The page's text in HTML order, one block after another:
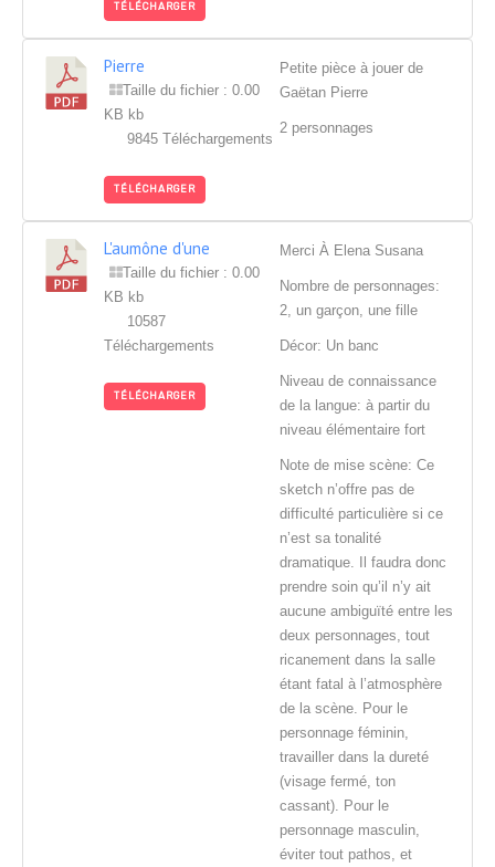
TÉLÉCHARGER
Pierre
Taille du fichier : 0.00
KB kb
9845 Téléchargements
TÉLÉCHARGER
Petite pièce à jouer de
Gaëtan Pierre
2 personnages
L'aumône d'une
rencontre
Taille du fichier : 0.00
KB kb
10587
Téléchargements
TÉLÉCHARGER
Merci À Elena Susana
Nombre de personnages:
2, un garçon, une fille
Décor: Un banc
Niveau de connaissance
de la langue: à partir du
niveau élémentaire fort
Note de mise scène: Ce
sketch n’offre pas de
difficulté particulière si ce
n’est sa tonalité
dramatique. Il faudra donc
prendre soin qu’il n’y ait
aucune ambiguïté entre les
deux personnages, tout
ricanement dans la salle
étant fatal à l’atmosphère
de la scène. Pour le
personnage féminin,
travailler dans la dureté
(visage fermé, ton
cassant). Pour le
personnage masculin,
éviter tout pathos, et